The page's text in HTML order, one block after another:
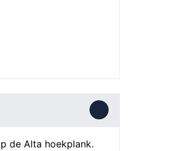
de Alta hoekplank.